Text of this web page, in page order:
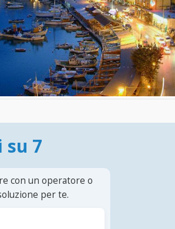
su 7
con un operatore o
per te.